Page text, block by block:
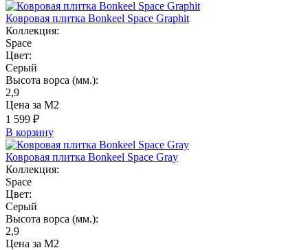
Ковровая плитка Bonkeel Space Graphit
Коллекция:
Space
Цвет:
Серый
Высота ворса (мм.):
2,9
Цена за М2
1 599 ₽
В корзину
Ковровая плитка Bonkeel Space Gray
Коллекция:
Space
Цвет:
Серый
Высота ворса (мм.):
2,9
Цена за М2